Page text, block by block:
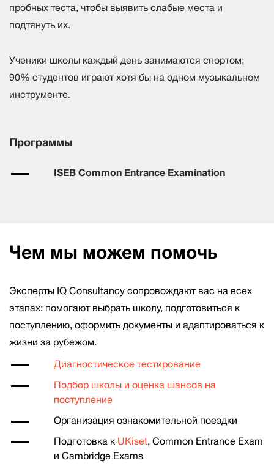
пробных теста, чтобы выявить слабые места и
подтянуть их.
Ученики школы каждый день занимаются спортом;
90% студентов играют хотя бы на одном музыкальном
инструменте.
Программы
ISEB Common Entrance Examination
Чем мы можем помочь
Эксперты IQ Consultancy сопровождают вас на всех
этапах: помогают выбрать школу, подготовиться к
поступлению, оформить документы и адаптироваться к
жизни за рубежом.
Диагностическое тестирование
Подбор школы и оценка шансов на
поступление
Организация ознакомительной поездки
Подготовка к UKiset, Common Entrance Exam
и Cambridge Exams